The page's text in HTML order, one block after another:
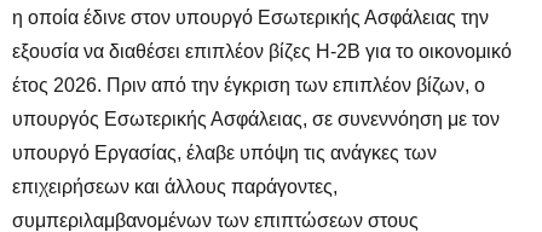
η οποία έδινε στον υπουργό Εσωτερικής Ασφάλειας την
εξουσία να διαθέσει επιπλέον βίζες H-2B για το οικονομικό
έτος 2026. Πριν από την έγκριση των επιπλέον βίζων, ο
υπουργός Εσωτερικής Ασφάλειας, σε συνεννόηση με τον
υπουργό Εργασίας, έλαβε υπόψη τις ανάγκες των
επιχειρήσεων και άλλους παράγοντες,
συμπεριλαμβανομένων των επιπτώσεων στους